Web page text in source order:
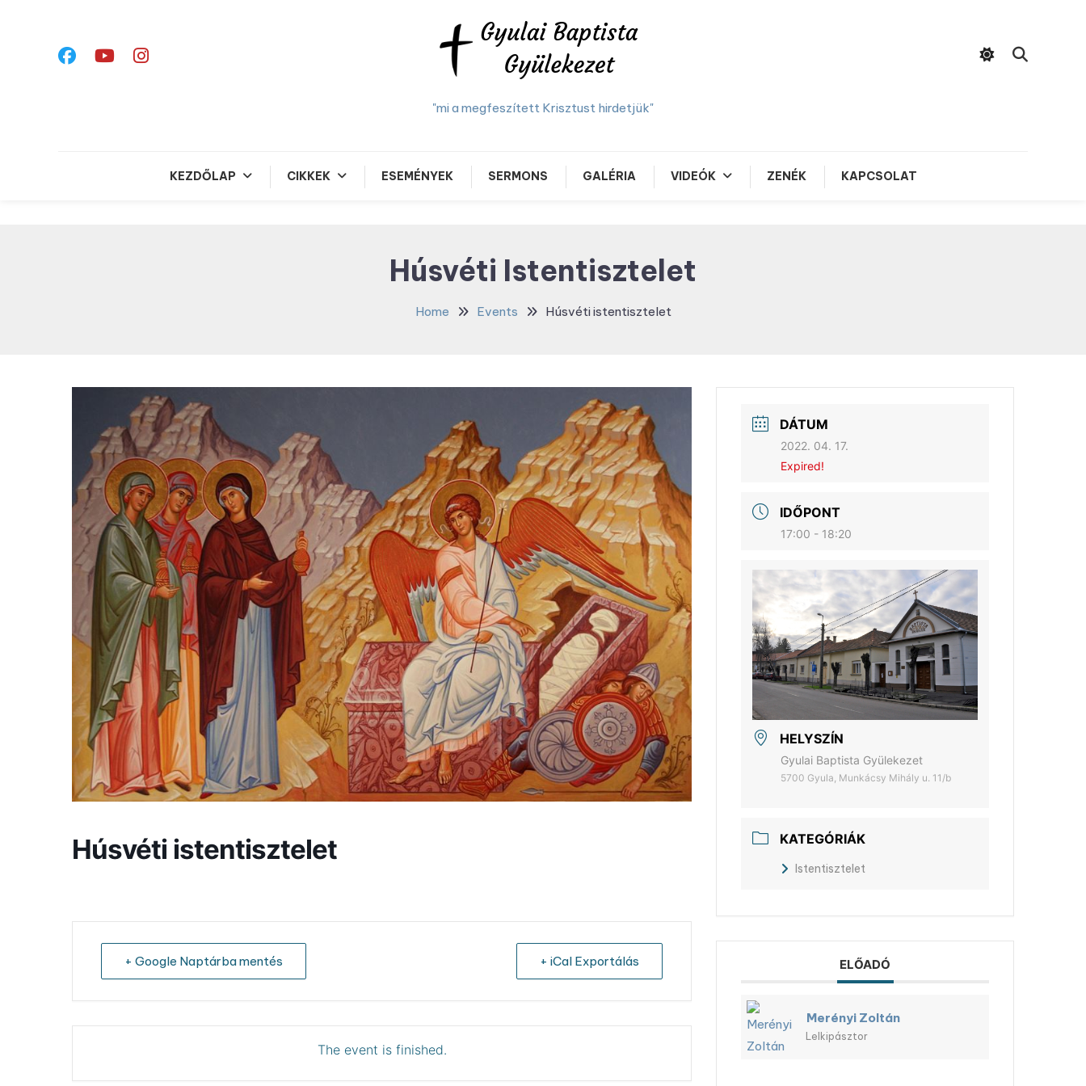
"mi a megfeszített Krisztust hirdetjük"
KEZDŐLAP CIKKEK ESEMÉNYEK SERMONS GALÉRIA VIDEÓK ZENÉK KAPCSOLAT
Húsvéti Istentisztelet
Home Events Húsvéti istentisztelet
Húsvéti istentisztelet
+ Google Naptárba mentés + iCal Exportálás
The event is finished.
DÁTUM
2022. 04. 17.
Expired!
IDŐPONT
17:00 - 18:20
HELYSZÍN
Gyulai Baptista Gyülekezet
5700 Gyula, Munkácsy Mihály u. 11/b
KATEGÓRIÁK
Istentisztelet
ELŐADÓ
Merényi Zoltán
Lelkipásztor